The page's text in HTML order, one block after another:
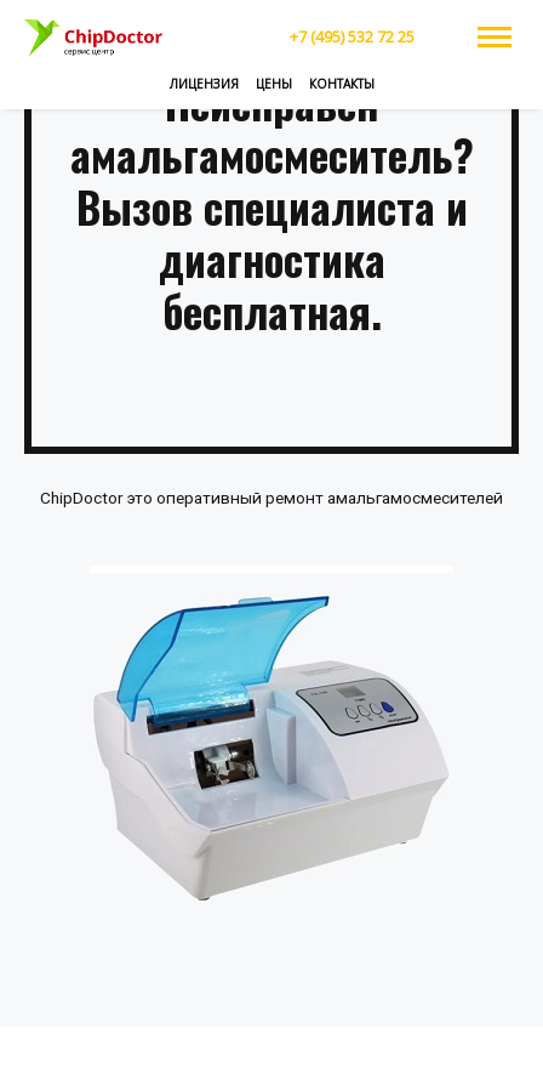
+7 (495) 532 72 25
ЛИЦЕНЗИЯ ЦЕНЫ КОНТАКТЫ
Неисправен
амальгамосмеситель?
Вызов специалиста и
диагностика
бесплатная.
ChipDoctor это оперативный ремонт амальгамосмесителей